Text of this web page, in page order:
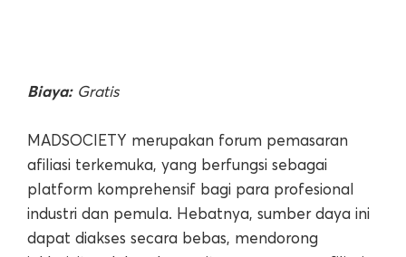
Biaya:Gratis
MADSOCIETY merupakan forum pemasaran
afiliasi terkemuka, yang berfungsi sebagai
platform komprehensif bagi para profesional
industri dan pemula. Hebatnya, sumber daya ini
dapat diakses secara bebas, mendorong